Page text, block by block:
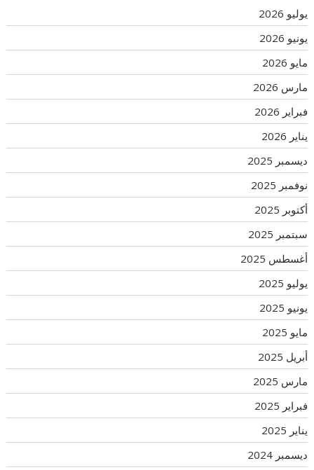
يوليو 2026
يونيو 2026
مايو 2026
مارس 2026
فبراير 2026
يناير 2026
ديسمبر 2025
نوفمبر 2025
أكتوبر 2025
سبتمبر 2025
أغسطس 2025
يوليو 2025
يونيو 2025
مايو 2025
أبريل 2025
مارس 2025
فبراير 2025
يناير 2025
ديسمبر 2024